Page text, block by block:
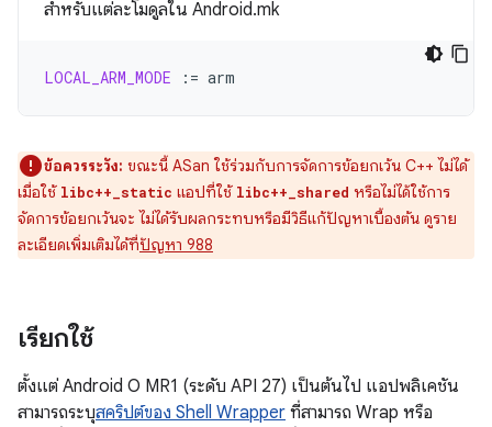
สำหรับแต่ละโมดูลใน Android.mk
LOCAL_ARM_MODE :=
ข้อควรระวัง: ขณะนี้ ASan ใช้ร่วมกับการจัดการข้อยกเว้น C++ ไม่ได้
เมื่อใช้ libc++_static แอปที่ใช้ libc++_shared หรือไม่ได้ใช้การ
จัดการข้อยกเว้นจะ ไม่ได้รับผลกระทบหรือมีวิธีแก้ปัญหาเบื้องต้น ดูราย
ละเอียดเพิ่มเติมได้ที่ปัญหา 988
เรียกใช้
ตั้งแต่ Android O MR1 (ระดับ API 27) เป็นต้นไป แอปพลิเคชัน
สามารถระบุสคริปต์ของ Shell Wrapper ที่สามารถ Wrap หรือ